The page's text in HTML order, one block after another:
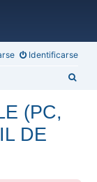
Identificarse
(PC,
DE